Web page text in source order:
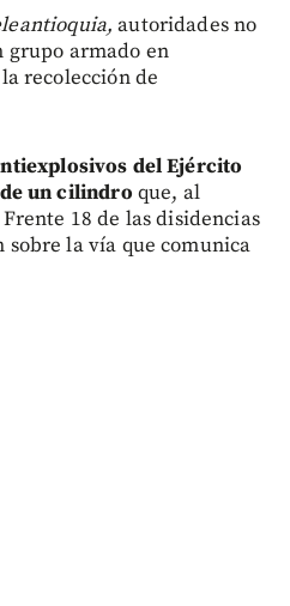
autoridades no
grupo armado en
recolección de
del Ejército
un cilindro que, al
18 de las disidencias
sobre la vía que comunica